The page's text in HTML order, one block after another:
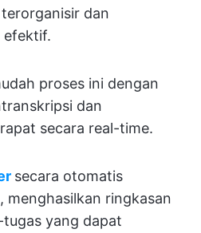
dan
efektif.
proses ini dengan
dan
secara real-time.
secara otomatis
menghasilkan ringkasan
yang dapat